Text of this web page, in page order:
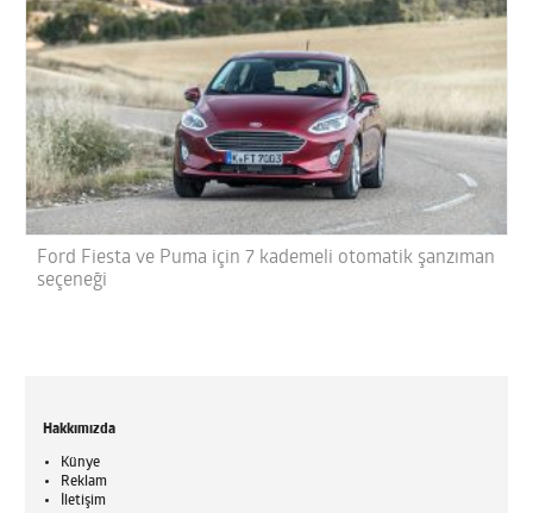
Ford Fiesta ve Puma için 7 kademeli otomatik şanzıman
seçeneği
Hakkımızda
Künye
Reklam
İletişim